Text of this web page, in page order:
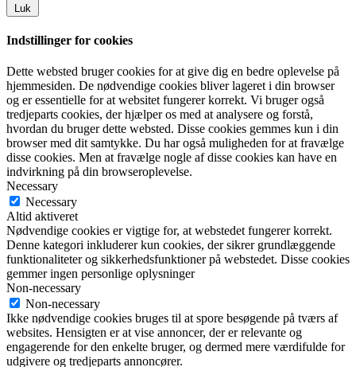
Luk
Indstillinger for cookies
Dette websted bruger cookies for at give dig en bedre oplevelse på
hjemmesiden. De nødvendige cookies bliver lageret i din browser
og er essentielle for at websitet fungerer korrekt. Vi bruger også
tredjeparts cookies, der hjælper os med at analysere og forstå,
hvordan du bruger dette websted. Disse cookies gemmes kun i din
browser med dit samtykke. Du har også muligheden for at fravælge
disse cookies. Men at fravælge nogle af disse cookies kan have en
indvirkning på din browseroplevelse.
Necessary
Necessary
Altid aktiveret
Nødvendige cookies er vigtige for, at webstedet fungerer korrekt.
Denne kategori inkluderer kun cookies, der sikrer grundlæggende
funktionaliteter og sikkerhedsfunktioner på webstedet. Disse cookies
gemmer ingen personlige oplysninger
Non-necessary
Non-necessary
Ikke nødvendige cookies bruges til at spore besøgende på tværs af
websites. Hensigten er at vise annoncer, der er relevante og
engagerende for den enkelte bruger, og dermed mere værdifulde for
udgivere og tredjeparts annoncører.